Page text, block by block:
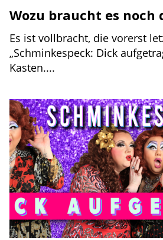
Wozu braucht es noch
Es ist vollbracht, die vorerst
„Schminkespeck: Dick
Kasten....